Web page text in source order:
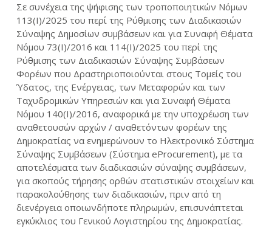
Σε συνέχεια της ψήφισης των τροποποιητικών Νόμων
113(I)/2025 του περί της Ρύθμισης των Διαδικασιών
Σύναψης Δημοσίων συμβάσεων και για Συναφή Θέματα
Νόμου 73(Ι)/2016 και 114(I)/2025 του περί της
Ρύθμισης των Διαδικασιών Σύναψης Συμβάσεων
Φορέων που Δραστηριοποιούνται στους Τομείς του
Ύδατος, της Ενέργειας, των Μεταφορών και των
Ταχυδρομικών Υπηρεσιών και για Συναφή Θέματα
Νόμου 140(Ι)/2016, αναφορικά με την υποχρέωση των
αναθετουσών αρχών / αναθετόντων φορέων της
Δημοκρατίας να ενημερώνουν το Ηλεκτρονικό Σύστημα
Σύναψης Συμβάσεων (Σύστημα eProcurement), με τα
αποτελέσματα των διαδικασιών σύναψης συμβάσεων,
για σκοπούς τήρησης ορθών στατιστικών στοιχείων και
παρακολούθησης των διαδικασιών, πριν από τη
διενέργεια οποιωνδήποτε πληρωμών, επισυνάπτεται
εγκύκλιος του Γενικού Λογιστηρίου της Δημοκρατίας.